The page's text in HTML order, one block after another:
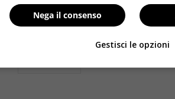
Redazione 19 Novembre 2013
Al dentista non si rinuncia, anche
problema però è che, per
Nega il consenso
Gestisci le opzioni